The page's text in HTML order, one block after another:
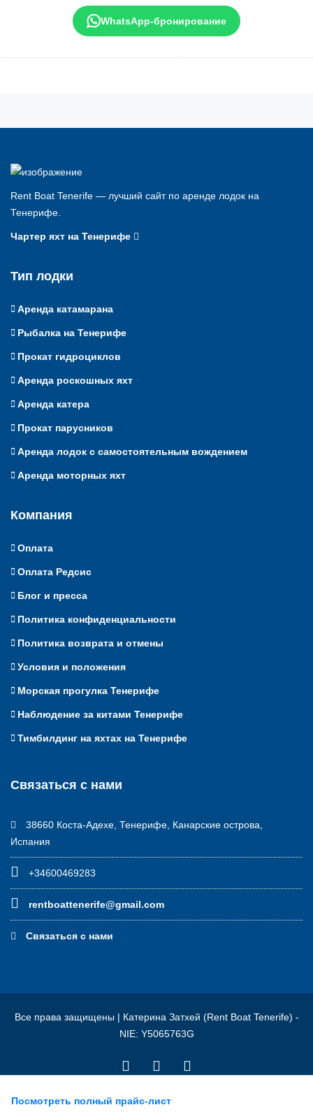
WhatsApp-бронирование
Посмотреть полный прайс-лист
Rent Boat Tenerife — лучший сайт по аренде лодок на
Тенерифе.
Чартер яхт на Тенерифе
Тип лодки
Аренда катамарана
Рыбалка на Тенерифе
Прокат гидроциклов
Аренда роскошных яхт
Аренда катера
Прокат парусников
Аренда лодок с самостоятельным вождением
Аренда моторных яхт
Компания
Оплата
Оплата Редсис
Блог и пресса
Политика конфиденциальности
Политика возврата и отмены
Условия и положения
Морская прогулка Тенерифе
Наблюдение за китами Тенерифе
Тимбилдинг на яхтах на Тенерифе
Связаться с нами
38660 Коста-Адехе, Тенерифе, Канарские острова,
Испания
+34600469283
rentboattenerife@gmail.com
Связаться с нами
Все права защищены | Катерина Затхей (Rent Boat Tenerife) -
NIE: Y5065763G